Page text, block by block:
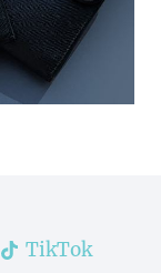
TikTok